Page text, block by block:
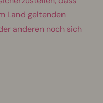
Land geltenden
anderen noch sich